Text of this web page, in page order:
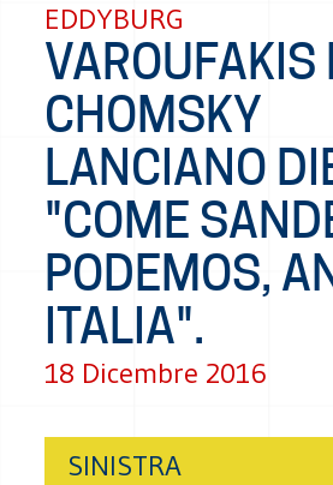
EDDYBURG
VAROUFAKIS
CHOMSKY
LANCIANO
"COME
PODEMOS,
ITALIA".
18 Dicembre 2016
SINISTRA